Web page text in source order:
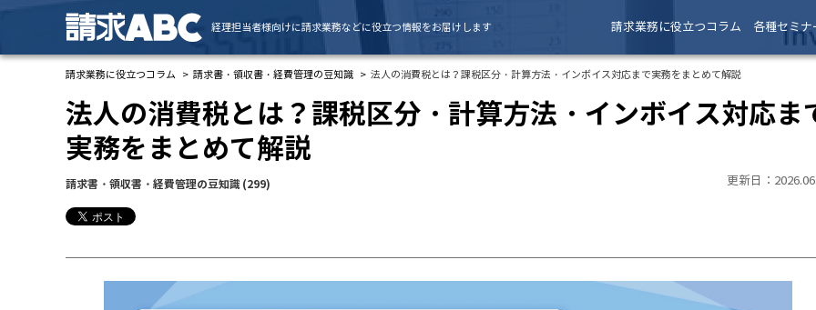
経理担当者様向けに請求業務などに役立つ情報をお届けします 請求業務に役立つコラム 各種セミナ
請求業務に役立つコラム 請求書・領収書・経費管理の豆知識 法人の消費税とは？課税区分・計算方法・インボイス対応まで実務をまとめて解説
法人の消費税とは？課税区分・計算方法・インボイス対応ま
実務をまとめて解説
請求書・領収書・経費管理の豆知識 (299) 更新日：